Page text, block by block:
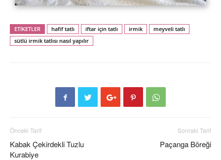
ETİKETLER hafif tatlı iftar için tatlı irmik
meyveli tatlı
sütlü irmik tatlısı nasıl yapılır
Önceki Tarif
Kabak Çekirdekli Tuzlu
Kurabiye
Sonraki Tarif
Paçanga Böreği